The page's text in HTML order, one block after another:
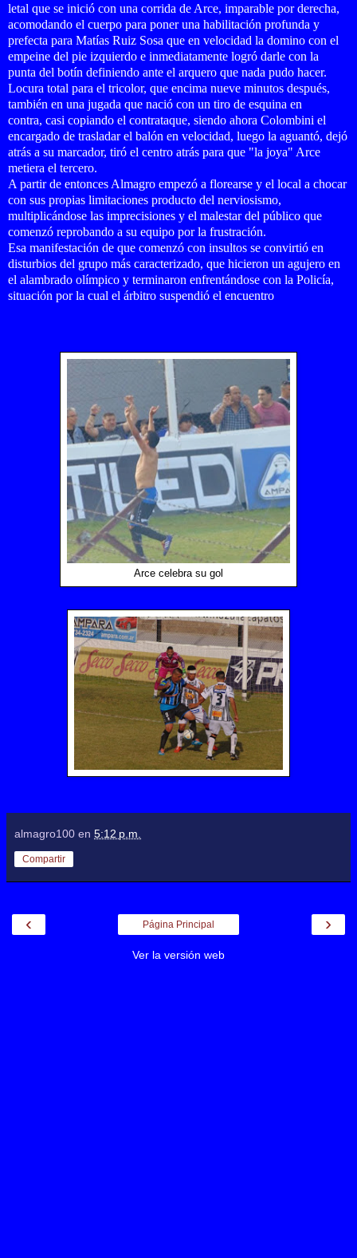
letal que se inició con una corrida de Arce, imparable por derecha,
acomodando el cuerpo para poner una habilitación profunda y
prefecta para Matías Ruiz Sosa que en velocidad la domino con el
empeine del pie izquierdo e inmediatamente logró darle con la
punta del botín definiendo ante el arquero que nada pudo hacer.
Locura total para el tricolor, que encima nueve minutos después,
también en una jugada que nació con un tiro de esquina en
contra, casi copiando el contrataque, siendo ahora Colombini el
encargado de trasladar el balón en velocidad, luego la aguantó, dejó
atrás a su marcador, tiró el centro atrás para que "la joya" Arce
metiera el tercero.
A partir de entonces Almagro empezó a florearse y el local a chocar
con sus propias limitaciones producto del nerviosismo,
multiplicándose las imprecisiones y el malestar del público que
comenzó reprobando a su equipo por la frustración.
Esa manifestación de que comenzó con insultos se convirtió en
disturbios del grupo más caracterizado, que hicieron un agujero en
el alambrado olímpico y terminaron enfrentándose con la Policía,
situación por la cual el árbitro suspendió el encuentro
Arce celebra su gol
almagro100 en 5:12 p.m.
Compartir
‹ ›
Página Principal
Ver la versión web